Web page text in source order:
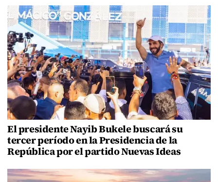
El presidente Nayib Bukele buscará su
tercer período en la Presidencia de la
República por el partido Nuevas Ideas